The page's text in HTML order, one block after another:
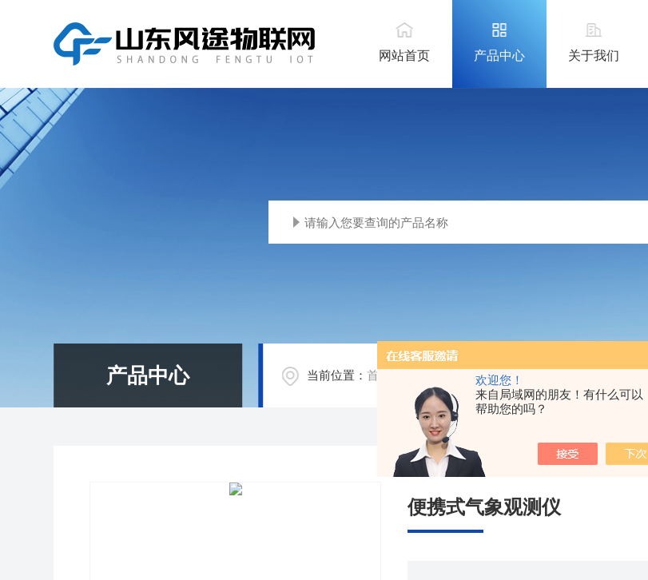
欢迎您！
来自局域网的朋友！有什么可以
帮助您的吗？
网站首页 产品中心 关于我们
产品中心 当前位置：首页 气象环境监测设备
便携式气象观测仪